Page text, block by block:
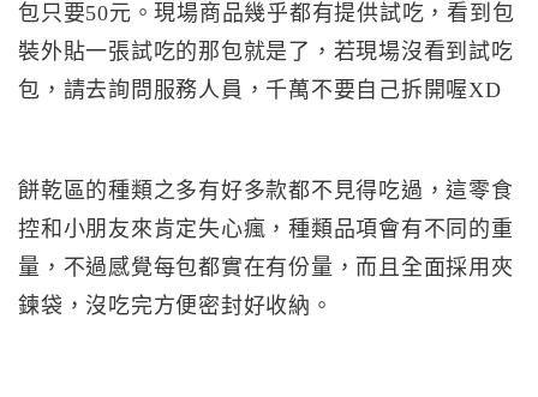
包只要50元。現場商品幾乎都有提供試吃，看到包
裝外貼一張試吃的那包就是了，若現場沒看到試吃
包，請去詢問服務人員，千萬不要自己拆開喔XD
餅乾區的種類之多有好多款都不見得吃過，這零食
控和小朋友來肯定失心瘋，種類品項會有不同的重
量，不過感覺每包都實在有份量，而且全面採用夾
鍊袋，沒吃完方便密封好收納。